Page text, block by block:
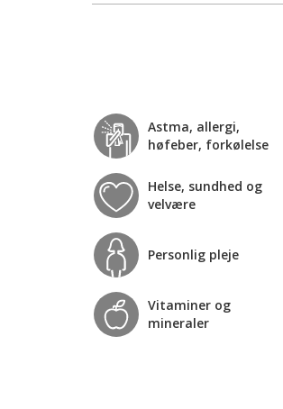
Astma, allergi,
høfeber, forkølelse
Helse, sundhed og
velvære
Personlig pleje
Vitaminer og
mineraler